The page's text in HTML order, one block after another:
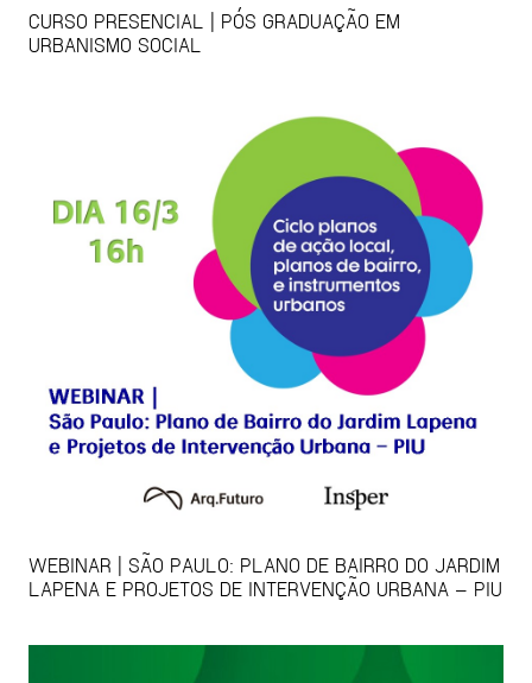
CURSO PRESENCIAL | PÓS GRADUAÇÃO EM
URBANISMO SOCIAL
WEBINAR | SÃO PAULO: PLANO DE BAIRRO DO JARDIM
LAPENA E PROJETOS DE INTERVENÇÃO URBANA – PIU